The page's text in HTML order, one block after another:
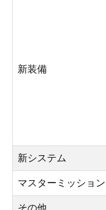
新装備
新システム
マスターミッション